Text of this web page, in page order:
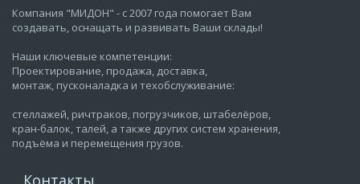
Компания "МИДОН" - с 2007 года помогает Вам
создавать, оснащать и развивать Ваши склады!
Наши ключевые компетенции:
Проектирование, продажа, доставка,
монтаж, пусконаладка и техобслуживание:
стеллажей, ричтраков, погрузчиков, штабелёров,
кран-балок, талей, а также других систем хранения,
подъёма и перемещения грузов.
Контакты